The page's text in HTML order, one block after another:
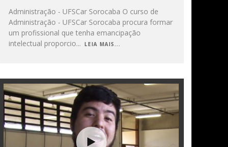
Administração - UFSCar Sorocaba O curso de
Administração - UFSCar Sorocaba procura formar
um profissional que tenha emancipação
intelectual proporcio... LEIA MAIS...